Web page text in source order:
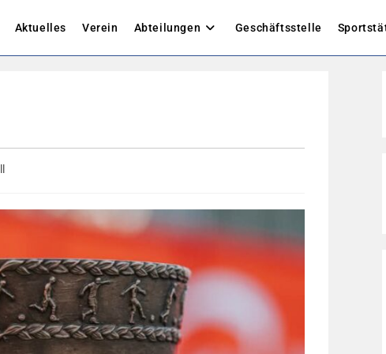
Aktuelles Verein Abteilungen Geschäftsstelle